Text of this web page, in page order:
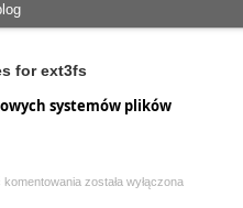
for ext3fs
systemów plików
komentowania Odzyskiwanie
została wyłączona